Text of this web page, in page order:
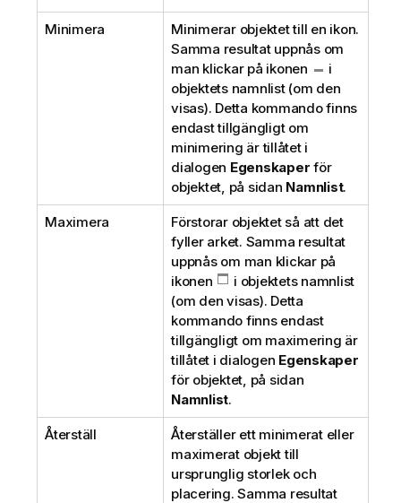
Minimera
Minimerar objektet till en ikon.
Samma resultat uppnås om
man klickar på ikonen
i
objektets namnlist (om den
visas). Detta kommando finns
endast tillgängligt om
minimering är tillåtet i
dialogen Egenskaper för
objektet, på sidan Namnlist.
Maximera
Förstorar objektet så att det
fyller arket. Samma resultat
uppnås om man klickar på
ikonen
i objektets namnlist
(om den visas). Detta
kommando finns endast
tillgängligt om maximering är
tillåtet i dialogen Egenskaper
för objektet, på sidan
Namnlist.
Återställ
Återställer ett minimerat eller
maximerat objekt till
ursprunglig storlek och
placering. Samma resultat